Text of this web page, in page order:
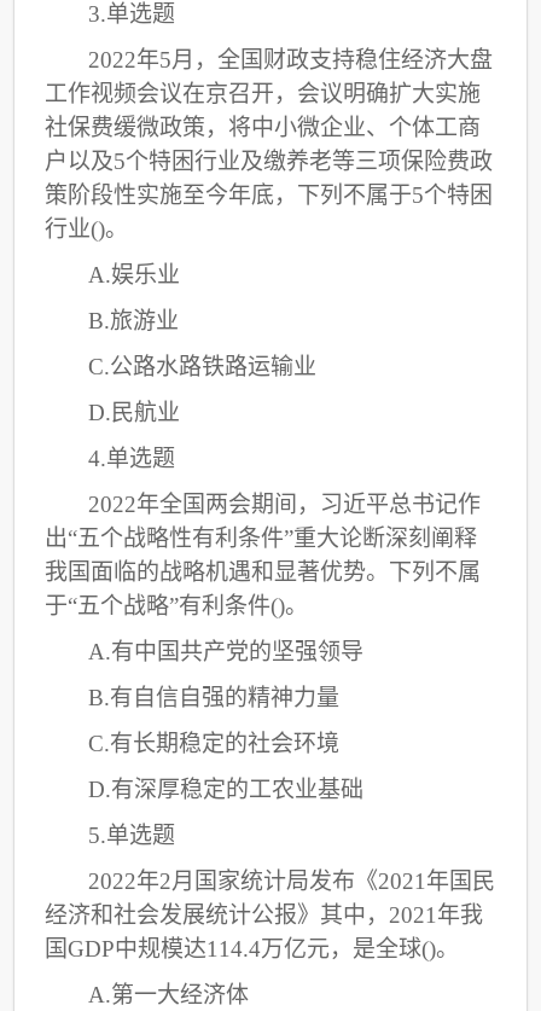
3.单选题
2022年5月，全国财政支持稳住经济大盘
工作视频会议在京召开，会议明确扩大实施
社保费缓微政策，将中小微企业、个体工商
户以及5个特困行业及缴养老等三项保险费政
策阶段性实施至今年底，下列不属于5个特困
行业()。
A.娱乐业
B.旅游业
C.公路水路铁路运输业
D.民航业
4.单选题
2022年全国两会期间，习近平总书记作
出“五个战略性有利条件”重大论断深刻阐释
我国面临的战略机遇和显著优势。下列不属
于“五个战略”有利条件()。
A.有中国共产党的坚强领导
B.有自信自强的精神力量
C.有长期稳定的社会环境
D.有深厚稳定的工农业基础
5.单选题
2022年2月国家统计局发布《2021年国民
经济和社会发展统计公报》其中，2021年我
国GDP中规模达114.4万亿元，是全球()。
A.第一大经济体